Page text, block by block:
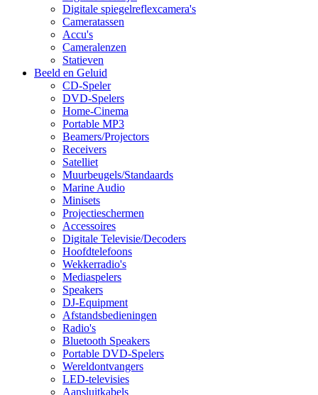
Digitale spiegelreflexcamera's
Cameratassen
Accu's
Cameralenzen
Statieven
Beeld en Geluid
CD-Speler
DVD-Spelers
Home-Cinema
Portable MP3
Beamers/Projectors
Receivers
Satelliet
Muurbeugels/Standaards
Marine Audio
Minisets
Projectieschermen
Accessoires
Digitale Televisie/Decoders
Hoofdtelefoons
Wekkerradio's
Mediaspelers
Speakers
DJ-Equipment
Afstandsbedieningen
Radio's
Bluetooth Speakers
Portable DVD-Spelers
Wereldontvangers
LED-televisies
Aansluitkabels